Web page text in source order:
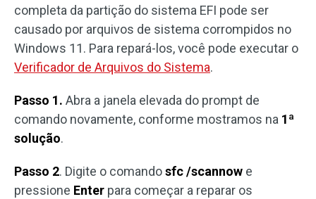
completa da partição do sistema EFI pode ser
causado por arquivos de sistema corrompidos no
Windows 11. Para repará-los, você pode executar o
Verificador de Arquivos do Sistema.
Passo 1. Abra a janela elevada do prompt de
comando novamente, conforme mostramos na 1ª
solução.
Passo 2. Digite o comandosfc /scannow e
pressione Enter para começar a reparar os